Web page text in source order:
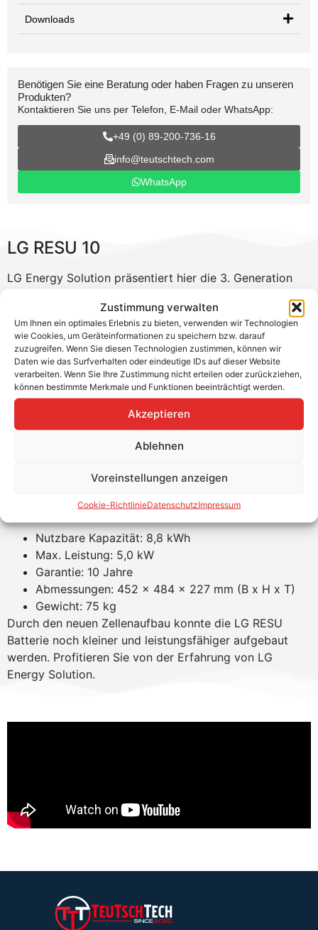
Zustimmung verwalten
Um Ihnen ein optimales Erlebnis zu bieten, verwenden wir Technologien
wie Cookies, um Geräteinformationen zu speichern bzw. darauf
zuzugreifen. Wenn Sie diesen Technologien zustimmen, können wir
Daten wie das Surfverhalten oder eindeutige IDs auf dieser Website
verarbeiten. Wenn Sie Ihre Zustimmung nicht erteilen oder zurückziehen,
können bestimmte Merkmale und Funktionen beeinträchtigt werden.
Akzeptieren
Ablehnen
Voreinstellungen anzeigen
Cookie-RichtlinieDatenschutzImpressum
Downloads
Benötigen Sie eine Beratung oder haben Fragen zu unseren
Produkten?
Kontaktieren Sie uns per Telefon, E-Mail oder WhatsApp:
+49 (0) 89-200-736-16
info@teutschtech.com
WhatsApp
LG RESU 10
LG Energy Solution präsentiert hier die 3. Generation
Batteriezelle ermöglicht eine besonders hohe
Energiedichte und kompakte Abmessungen der neuen
LG RESU Serie. Mit dem RESU Plus Modul können Sie
zwei RESU 48 V Batterien miteinander kombinieren.
Produktvorteile
Geringe Abmessungen
Erweiterbar mit einem zweiten Batteriemodul
Firmware-Update via SD Karte
Alu Gehäuse IP55
Produkteigenschaften LG RESU 10
Nutzbare Kapazität: 8,8 kWh
Max. Leistung: 5,0 kW
Garantie: 10 Jahre
Abmessungen: 452 x 484 x 227 mm (B x H x T)
Gewicht: 75 kg
Durch den neuen Zellenaufbau konnte die LG RESU
Batterie noch kleiner und leistungsfähiger aufgebaut
werden. Profitieren Sie von der Erfahrung von LG
Energy Solution.